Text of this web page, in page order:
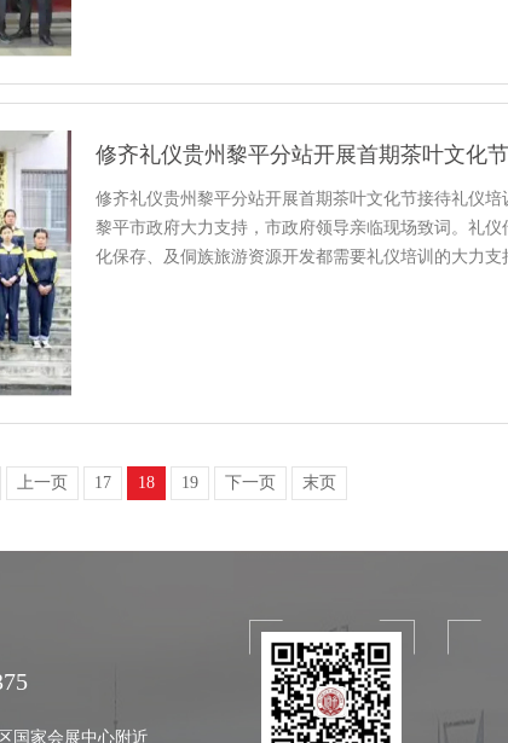
修齐礼仪贵州黎平分站开展首期茶叶文化
修齐礼仪贵州黎平分站开展首期茶叶文化节接待礼仪培
黎平市政府大力支持，市政府领导亲临现场致词。礼仪
化保存、及侗族旅游资源开发都需要礼仪培训的大力支
上一页 17 18 19 下一页 末页
国家会展中心附近